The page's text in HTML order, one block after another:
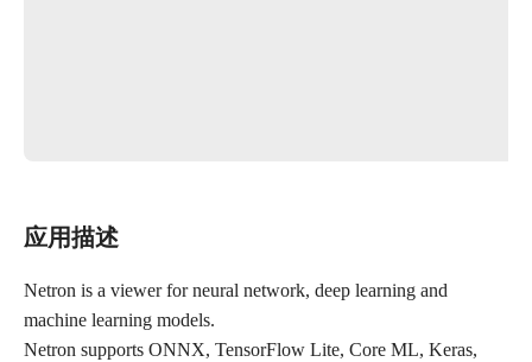
应用描述
Netron is a viewer for neural network, deep learning and
machine learning models.
Netron supports ONNX, TensorFlow Lite, Core ML, Keras,